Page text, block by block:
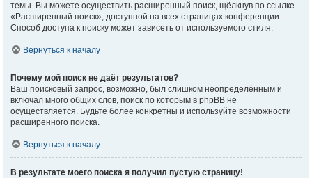
темы. Вы можете осуществить расширенный поиск, щёлкнув по ссылке
«Расширенный поиск», доступной на всех страницах конференции.
Способ доступа к поиску может зависеть от используемого стиля.
Вернуться к началу
Почему мой поиск не даёт результатов?
Ваш поисковый запрос, возможно, был слишком неопределённым и
включал много общих слов, поиск по которым в phpBB не
осуществляется. Будьте более конкретны и используйте возможности
расширенного поиска.
Вернуться к началу
В результате моего поиска я получил пустую страницу!